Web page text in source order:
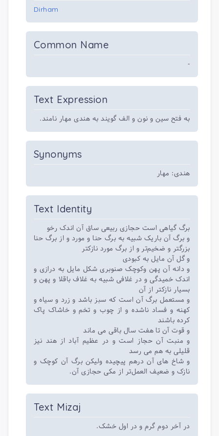
Dirham
Common Name
-
Text Expression
به فتح سین و نون و الف گویند به هندی مهار نامند.
Synonyms
هندی: مهار
Text Identity
برگ گیاهی است حجازی ربیعی ساق آن اندک رخو
و برگ آن باریک شبیه به برگ حنا و مورد و از برگ حنا
بزرگتر و ضخیم‌تر و از برگ مورد نازکتر
و گل آن مایل به کبودی
و دانه آن پهن وکوچک صنوبری شکل مایل به درازی و
اندک خمیدگی و در غلافی شبیه به غلاف باقلا و پهن و
بسیار نازکتر از آن
و مستعمل برگ آن است که سبز باشد و زرد و سیاه و
کهنه و فساد ناشده و از چوب و تخم و خاشاک پاک
کرده باشند
و قوت آن تا هفت سال باقی می ماند
و منبت آن حجاز است و در عظیم آباد از هند نیز
قلیلی به هم می رسد
و شاخ های آن درهم پیچیده ولیکن برگ آن کوچک و
نازک و ضعیف العمل‌تر از مکی حجازی آن.
Text Mizaj
در آخر دوم گرم و در اول خشک.